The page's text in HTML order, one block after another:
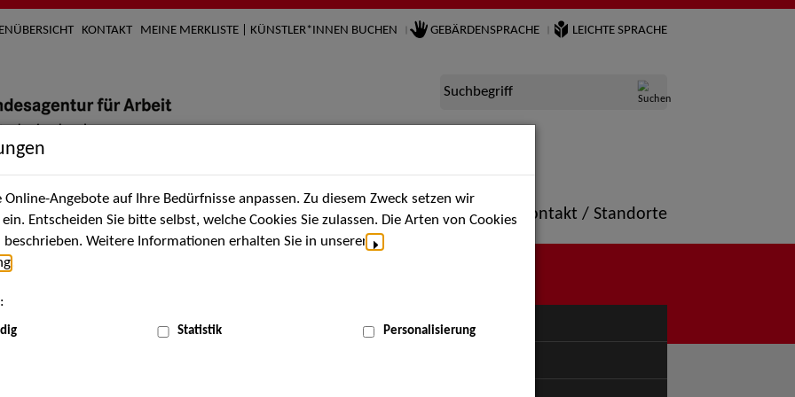
KONTAKT MEINE MERKLISTE | KÜNSTLER*INNEN BUCHEN GEBÄRDENSPRACHE LEICHTE SPRACHE
Suchbegriff
Künstler*innen Über uns Aktuelles Termine Portfolio Kontakt / Standorte
MENÜ
Angebote auf Ihre Bedürfnisse anpassen. Zu diesem Zweck setzen wir
Entscheiden Sie bitte selbst, welche Cookies Sie zulassen. Die Arten von Cookies
Weitere Informationen erhalten Sie in unserer
Statistik Personalisierung